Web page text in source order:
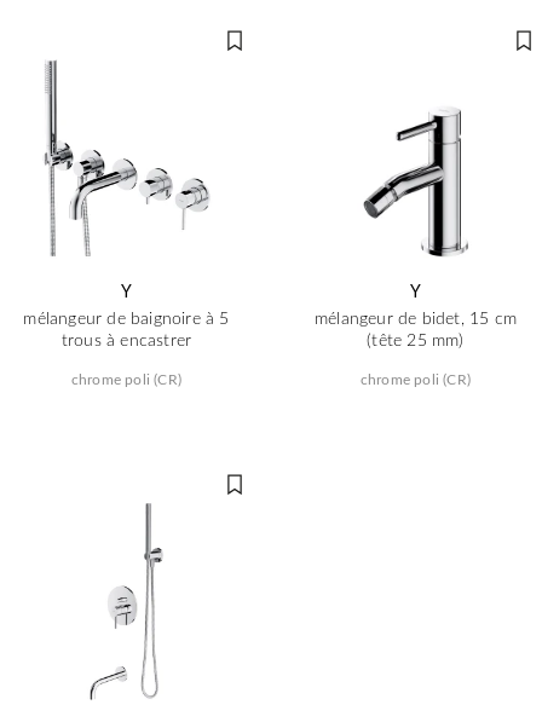
Y
mélangeur de baignoire à 5
trous à encastrer
chrome poli (CR)
Y
mélangeur de bidet, 15 cm
(tête 25 mm)
chrome poli (CR)